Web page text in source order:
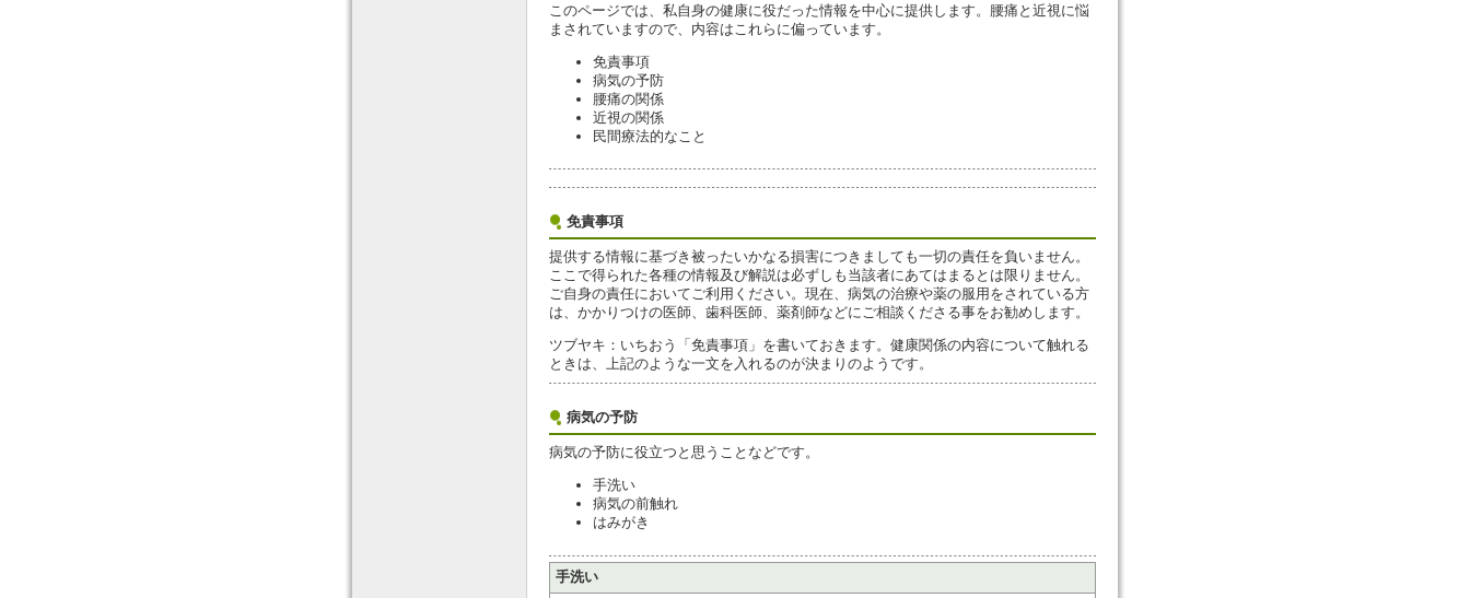
このページでは、私自身の健康に役だった情報を中心に提供します。腰痛と近視に悩
まされていますので、内容はこれらに偏っています。
免責事項
病気の予防
腰痛の関係
近視の関係
民間療法的なこと
免責事項
提供する情報に基づき被ったいかなる損害につきましても一切の責任を負いません。
ここで得られた各種の情報及び解説は必ずしも当該者にあてはまるとは限りません。
ご自身の責任においてご利用ください。現在、病気の治療や薬の服用をされている方
は、かかりつけの医師、歯科医師、薬剤師などにご相談くださる事をお勧めします。
ツブヤキ：いちおう「免責事項」を書いておきます。健康関係の内容について触れる
ときは、上記のような一文を入れるのが決まりのようです。
病気の予防
病気の予防に役立つと思うことなどです。
手洗い
病気の前触れ
はみがき
手洗い